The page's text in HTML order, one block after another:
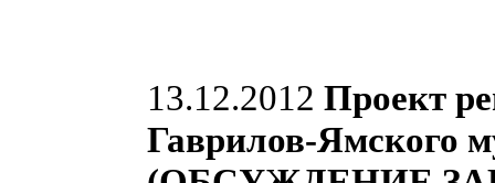
13.12.2012 Проект
Гаврилов-Ямского